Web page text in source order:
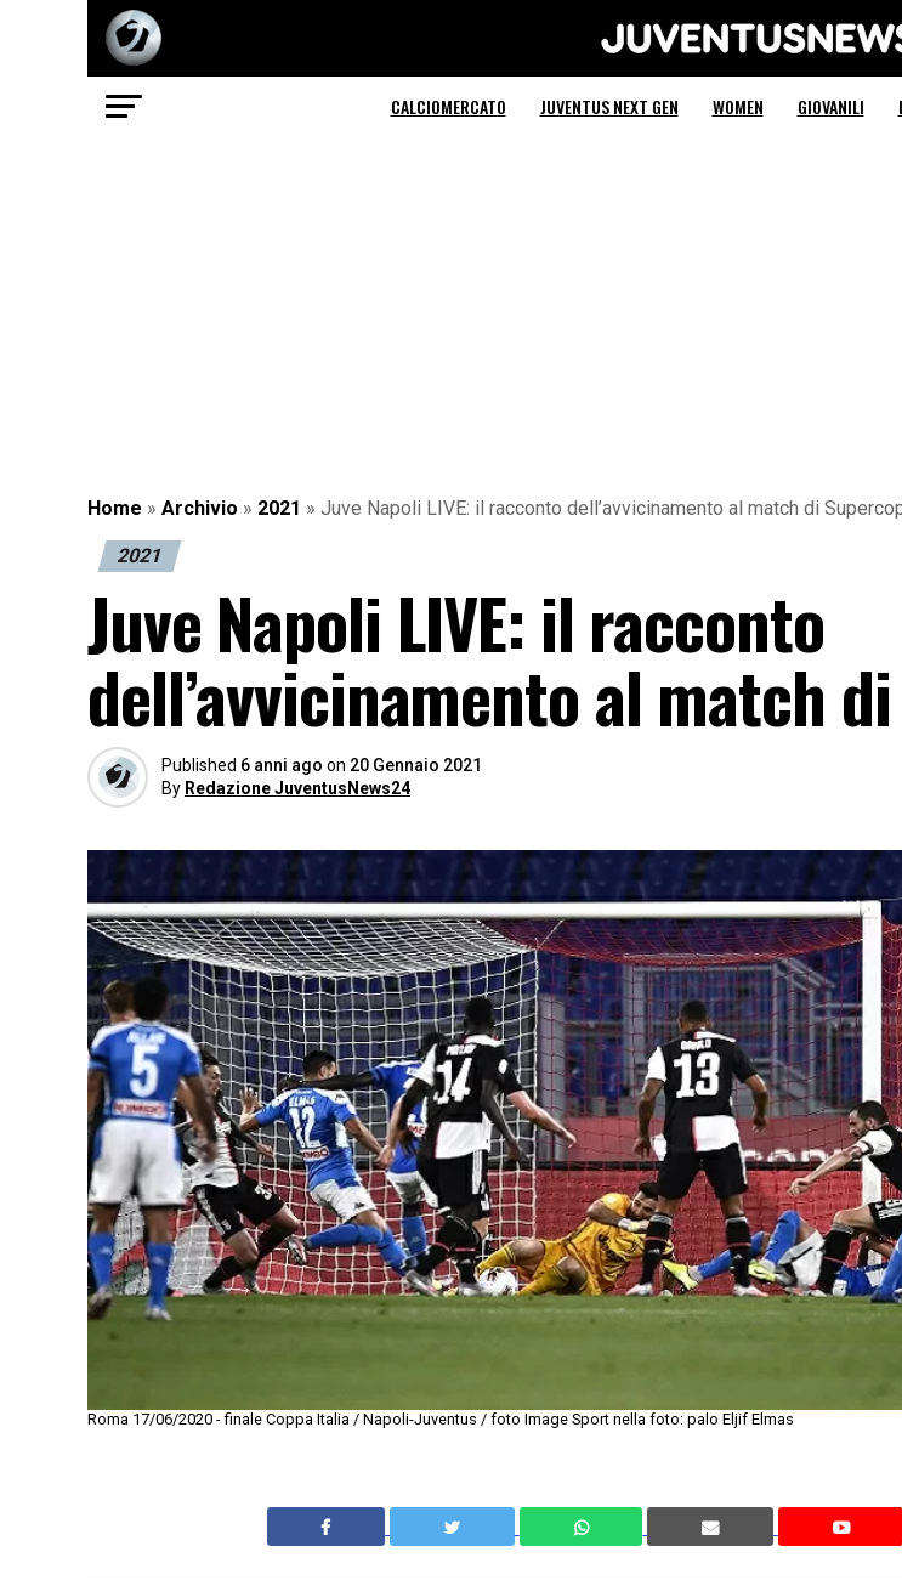
Juventus News
CALCIOMERCATO JUVENTUS NEXT GEN WOMEN GIOVANILI
Home » Archivio » 2021 » Juve Napoli LIVE: il racconto dell’avvicinamento al match di
2021
Juve Napoli LIVE: il racconto
dell’avvicinamento al match
Published 6 anni ago on 20 Gennaio 2021
By Redazione JuventusNews24
Roma 17/06/2020 - finale Coppa Italia / Napoli-Juventus / foto Image Sport nella foto: palo Eljif Elmas